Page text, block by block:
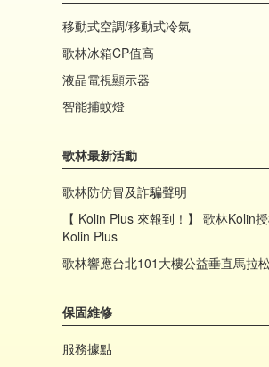
移動式空調/移動式冷氣
歌林冰箱CP值高
液晶電視顯示器
智能捕蚊燈
歌林最新活動
歌林防仿冒及詐騙聲明
【 Kolin Plus 來報到！】 歌林Kolin
Kolin Plus
歌林響應台北101大樓公益垂直馬拉
保固維修
服務據點